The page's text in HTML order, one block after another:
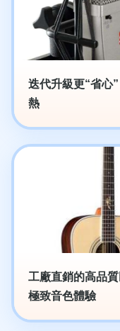
迭代升級更“省心
熱
工廠直銷的高品
極致音色體驗